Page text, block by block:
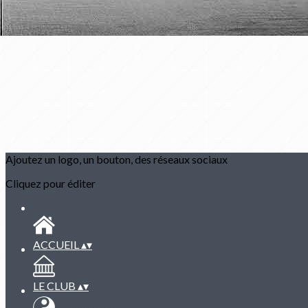
Ajoutez un logo, un bouton, des réseaux sociaux
Cliquez pour éditer
ACCUEIL▴▾
LE CLUB ▴▾